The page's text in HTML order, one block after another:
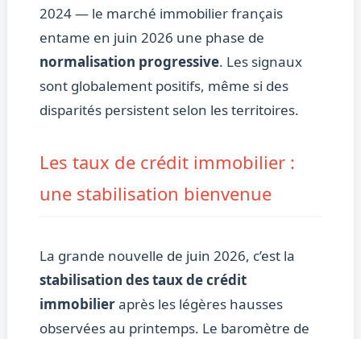
2024 — le marché immobilier français
entame en juin 2026 une phase de
normalisation progressive. Les signaux
sont globalement positifs, même si des
disparités persistent selon les territoires.
Les taux de crédit immobilier :
une stabilisation bienvenue
La grande nouvelle de juin 2026, c’est la
stabilisation des taux de crédit
immobilieraprès les légères hausses
observées au printemps. Le baromètre de